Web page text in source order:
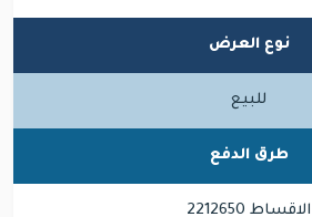
نوع العرض
للبيع
طرق الدفع
الاقساط 2212650